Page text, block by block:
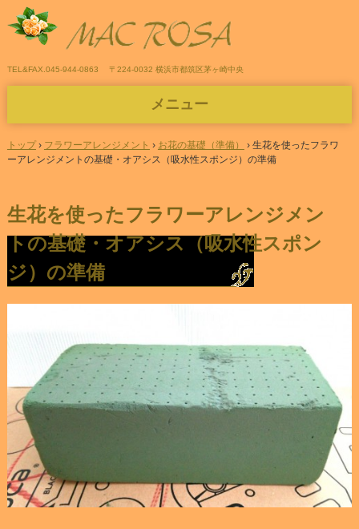
TEL&FAX.045-944-0863 〒224-0032 横浜市都筑区茅ヶ崎中央
メニュー
ン
テ
ス
トップ › フラワーアレンジメント › お花の基礎（準備） › 生花を使ったフラワ
ーアレンジメントの基礎・オアシス（吸水性スポンジ）の準備
生花を使ったフラワーアレンジメン
トの基礎・オアシス（吸水性スポン
ジ）の準備